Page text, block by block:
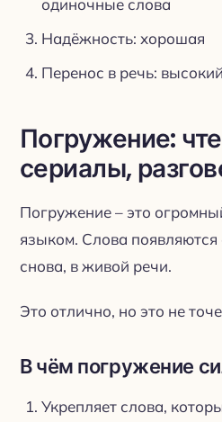
Надёжность: хорошая
Перенос в речь: высокий
Погружение:
сериалы,
Погружение – это
языком. Слова появляются
снова, в живой речи.
Это отлично, но это не
В чём погружение
Укрепляет слова,